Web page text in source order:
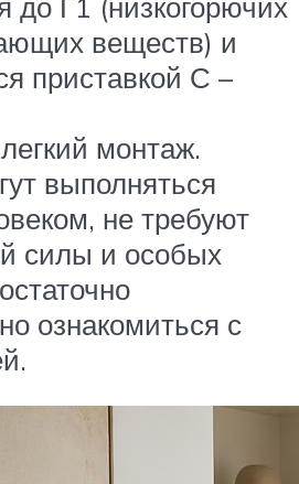
веществ) и
приставкой С –
монтаж.
выполняться
не требуют
силы и особых
ознакомиться с